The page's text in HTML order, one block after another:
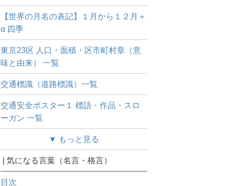
【世界の月名の表記】１月から１２月＋
α 四季
東京23区 人口・面積・区市町村章（意
味と由来） 一覧
交通標識（道路標識）一覧
交通安全ポスター１ 標語・作品・スロ
ーガン 一覧
▼ もっと見る
| 気になる言葉（名言・格言）
目次